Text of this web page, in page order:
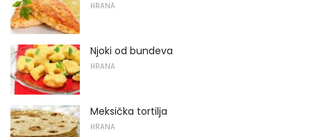
HRANA
Njoki od bundeva
HRANA
Meksička tortilja
HRANA